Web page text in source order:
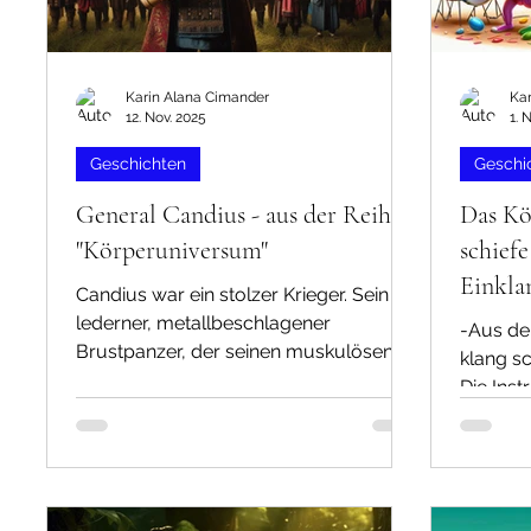
General Candius - aus der Reihe
"Körperuniversum"
Candius war ein stolzer Krieger. Sein
lederner, metallbeschlagener
Brustpanzer, der seinen muskulösen
befehligte er eine kleine Armee, zu der,
von Zeit zu Zeit, immer neue Rekruten,
wodurch es jedoch erlosch. Candius
Geschichten
Karin Alana Cimander
12. Nov. 2025
Das
-Aus
klang
Die
glich,
1.